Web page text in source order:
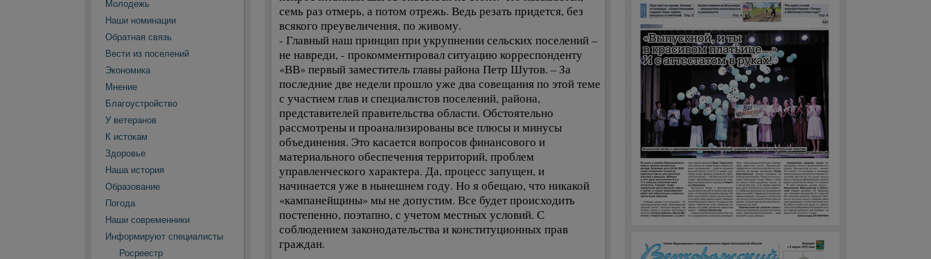
Молодежь
Наши номинации
Обратная связь
Вести из поселений
Экономика
Мнение
Благоустройство
У ветеранов
К истокам
Здоровье
Наша история
Образование
Погода
Наши современники
Информируют специалисты
Росреестр
семь раз отмерь, а потом отрежь. Ведь резать придется, без
всякого преувеличения, по живому.
- Главный наш принцип при укрупнении сельских поселений –
не навреди, - прокомментировал ситуацию корреспонденту
«ВВ» первый заместитель главы района Петр Шутов. – За
последние две недели прошло уже два совещания по этой теме
с участием глав и специалистов поселений, района,
представителей правительства области. Обстоятельно
рассмотрены и проанализированы все плюсы и минусы
объединения. Это касается вопросов финансового и
материального обеспечения территорий, проблем
управленческого характера. Да, процесс запущен, и
начинается уже в нынешнем году. Но я обещаю, что никакой
«кампанейщины» мы не допустим. Все будет происходить
постепенно, поэтапно, с учетом местных условий. С
соблюдением законодательства и конституционных прав
граждан.